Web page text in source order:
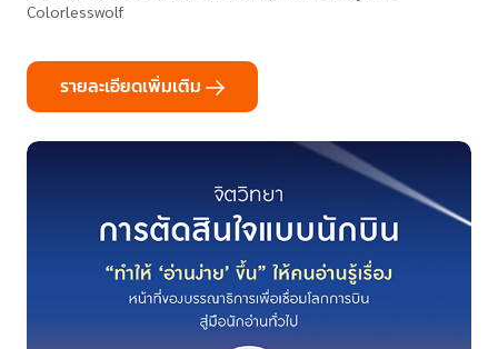
Colorlesswolf
รายละเอียดเพิ่มเติม